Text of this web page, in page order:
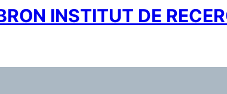
INSTITUT DE